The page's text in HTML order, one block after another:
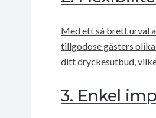
Med ett så brett urval
tillgodose gästers
ditt dryckesutbud,
3. Enkel